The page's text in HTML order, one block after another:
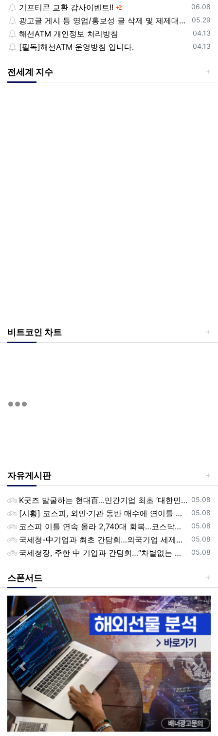
등록일
06.08
기프티콘 교환 감사이벤트!! 2댓글
등록일
05.29
광고글 게시 등 영업/홍보성 글 삭제 및 제제대상입니다.
등록일
04.13
해선ATM 개인정보 처리방침
등록일
04.13
[필독]해선ATM 운영방침 입니다.
전세계 지수
비트코인 차트
자유게시판
등록일
05.08
K굿즈 발굴하는 현대百...민간기업 최초 ‘대한민국 관광공모전’ 후원
등록일
05.08
[시황] 코스피, 외인·기관 동반 매수에 연이틀 상승…2745.05 마감
등록일
05.08
코스피 이틀 연속 올라 2,740대 회복…코스닥은 강보합(종합)
등록일
05.08
국세청-中기업과 최초 간담회…외국기업 세제혜택 등 논의
등록일
05.08
국세청장, 주한 中 기업과 간담회…“차별없는 공정과세 약속”
스폰서드
Previous Next